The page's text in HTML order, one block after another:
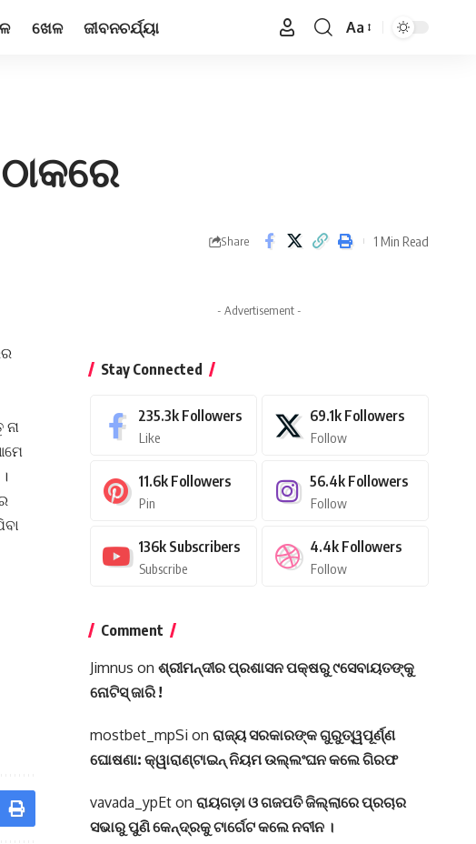
ଖେଳ ଜୀବନଚର୍ଯ୍ୟା
Font
Aa
Share 1 Min Read
- Advertisement -
Stay Connected
235.3k Followers
Like
69.1k Followers
Follow
11.6k Followers
Pin
56.4k Followers
Follow
136k Subscribers
Subscribe
4.4k Followers
Follow
Comment
Jimnus on ଶ୍ରୀମନ୍ଦୀର ପ୍ରଶାସନ ପକ୍ଷରୁ ୯ସେବାୟତଙ୍କୁ
ନୋଟିସ୍ ଜାରି !
mostbet_mpSi on ରାଜ୍ୟ ସରକାରଙ୍କ ଗୁରୁତ୍ୱପୂର୍ଣ୍ଣ
ଘୋଷଣା: କ୍ୱାରାଣ୍ଟାଇନ୍‌ ନିୟମ ଉଲ୍ଲଂଘନ କଲେ ଗିରଫ
vavada_ypEton ରାୟଗଡ଼ା ଓ ଗଜପତି ଜିଲ୍ଲାରେ ପ୍ରଚାର
ସଭାରୁ ପୁଣି କେନ୍ଦ୍ରକୁ ଟାର୍ଗେଟ କଲେ ନବୀନ ।